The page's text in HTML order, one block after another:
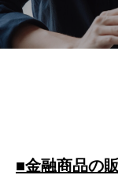
■金融商品の